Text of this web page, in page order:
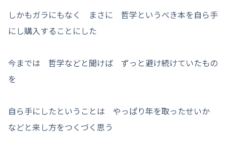
しかもガラにもなく まさに 哲学というべき本を自ら手
にし購入することにした
今までは 哲学などと聞けば ずっと避け続けていたもの
を
自ら手にしたということは やっぱり年を取ったせいか
などと来し方をつくづく思う